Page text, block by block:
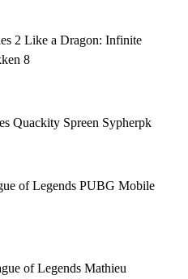
2 Like a Dragon: Infinite
8
Quackity Spreen Sypherpk
of Legends PUBG Mobile
of Legends Mathieu